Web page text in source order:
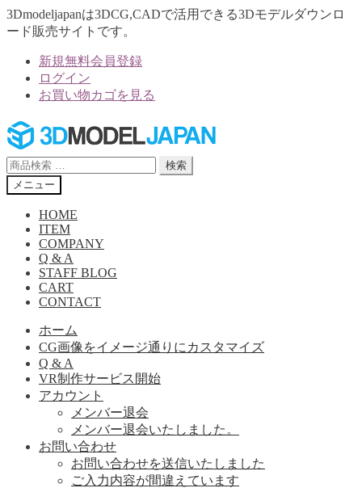
3Dmodeljapanは3DCG,CADで活用できる3Dモデルダウンロ
ード販売サイトです。
新規無料会員登録
ログイン
お買い物カゴを見る
ナ
ビ
ゲ
ー
シ
コ
ン
テ
ン
ツ
検
索
対
検索
メニュー
HOME
ITEM
COMPANY
Q & A
STAFF BLOG
CART
CONTACT
ホーム
CG画像をイメージ通りにカスタマイズ
Q & A
VR制作サービス開始
アカウント
メンバー退会
メンバー退会いたしました。
お問い合わせ
お問い合わせを送信いたしました
ご入力内容が間違えています